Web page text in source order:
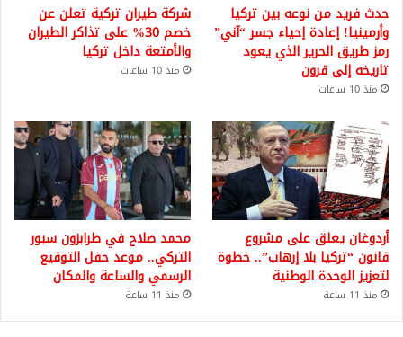
حدث فريد من نوعه بين تركيا
وأرمينيا! إعادة إحياء جسر “آني”
رمز طريق الحرير الذي يعود
تاريخه إلى قرون
منذ 10 ساعات
شركة طيران تركية تعلن عن
خصم 30% على تذاكر الطيران
والأمتعة داخل تركيا
منذ 10 ساعات
أردوغان يعلق على مشروع
قانون “تركيا بلا إرهاب”.. خطوة
لتعزيز الوحدة الوطنية
منذ 11 ساعة
محمد صلاح في طرابزون سبور
التركي.. موعد حفل التوقيع
الرسمي والساعة والمكان
منذ 11 ساعة